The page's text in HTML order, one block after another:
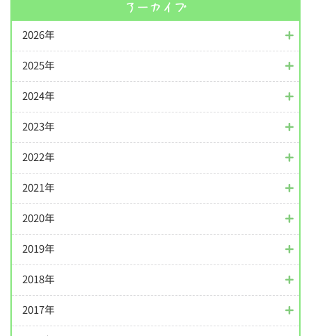
アーカイブ
2026年
2025年
2024年
2023年
2022年
2021年
2020年
2019年
2018年
2017年